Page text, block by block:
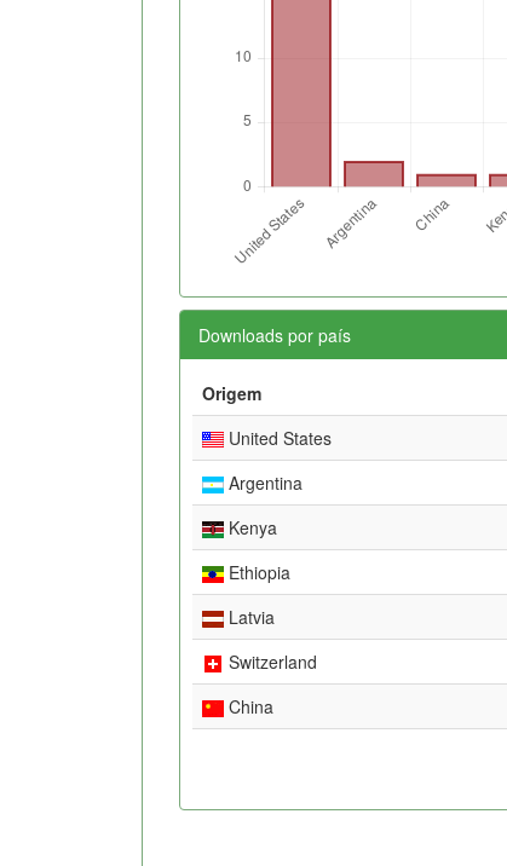
Downloads por país
Origem
United States
Argentina
Kenya
Ethiopia
Latvia
Switzerland
China